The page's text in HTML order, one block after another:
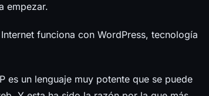
empezar.
funciona con WordPress, tecnología
es un lenguaje muy potente que se puede